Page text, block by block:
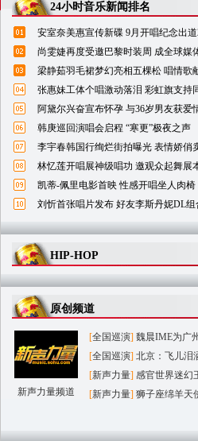
24小时音乐新闻排名
安室奈美惠宣传新碟 9月开唱纪念出
尚雯婕再度受邀巴黎时装周 成全球媒
梁静茹羽毛裙梦幻亮相五棵松 唱情歌
张惠妹工体个唱激动落泪 彩虹旗支持
阿黛尔兴奋宣布怀孕 与36岁男友获爱
韩庚巡回演唱会启程 “寒更”极夜之声
李宇春韩国行绚烂街拍曝光 表情娇俏
林忆莲开唱展神级唱功 邀观众起舞展
凯蒂-佩里电影首映 性感开唱坐人肉椅
刘忻首张唱片发布 好友李斯丹妮DL组
HIP-HOP
原创频道
新声力量频道
[全国巡演] 魏晨IME为广
[全国巡演] 北京：飞儿泪
[新声力量] 感官世界迷幻
[新声力量] 狮子座绵羊天